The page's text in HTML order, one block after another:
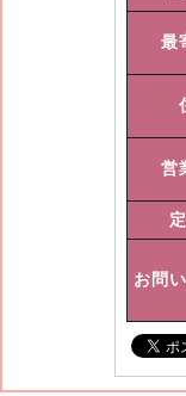
最
営
お問